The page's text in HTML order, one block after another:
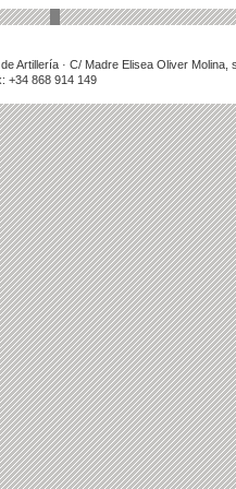
Artillería · C/ Madre Elisea Oliver
+34 868 914 149